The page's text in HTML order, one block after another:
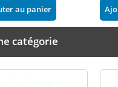
au panier
catégorie